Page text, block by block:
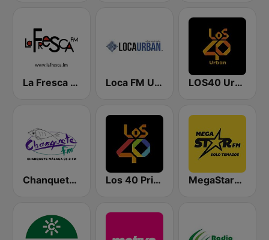
La Fresca FM Loca FM Urban LOS40 Urban
Chanquete FM Málaga Los 40 Principales MegaStarFM